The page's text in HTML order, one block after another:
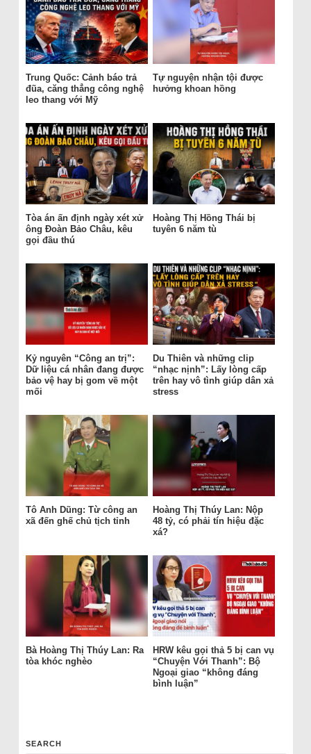
Trung Quốc: Cảnh báo trả
đũa, căng thẳng công nghệ
leo thang với Mỹ
Tự nguyện nhận tội được
hưởng khoan hồng
Tòa án ấn định ngày xét xử
ông Đoàn Bảo Châu, kêu
gọi đầu thú
Hoàng Thị Hồng Thái bị
tuyên 6 năm tù
Kỷ nguyên “Công an trị”:
Dữ liệu cá nhân đang được
bảo vệ hay bị gom về một
mối
Du Thiên và những clip
“nhạc nịnh”: Lấy lòng cấp
trên hay vô tình giúp dân xả
stress
Tô Anh Dũng: Từ công an
xã đến ghế chủ tịch tỉnh
Hoàng Thị Thúy Lan: Nộp
48 tỷ, có phải tín hiệu đặc
xá?
Bà Hoàng Thị Thúy Lan: Ra
tòa khóc nghèo
HRW kêu gọi thả 5 bị can vụ
“Chuyện Với Thanh”: Bộ
Ngoại giao “không đáng
bình luận”
SEARCH